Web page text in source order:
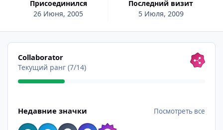
Присоединился
26 Июня, 2005
Последний визит
5 Июля, 2009
Посмотреть все
Collaborator
Текущий ранг (7/14)
Недавние значки Посмотреть все